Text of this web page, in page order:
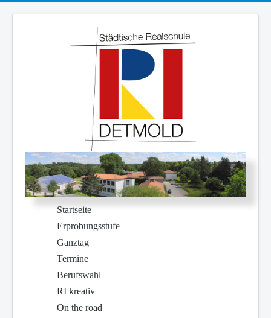
Startseite
Erprobungsstufe
Ganztag
Termine
Berufswahl
RI kreativ
On the road